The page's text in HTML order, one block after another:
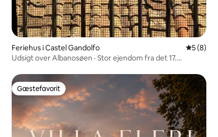
Feriehus i Castel Gandolfo 5 ud af 5
5 (8)
Udsigt over Albanosøen · Stor ejendom fra det 17.
Gæstefavorit
Gæstefavorit